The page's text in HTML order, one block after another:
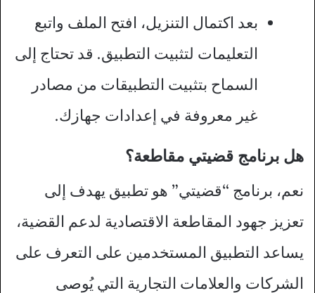
بعد اكتمال التنزيل، افتح الملف واتبع
التعليمات لتثبيت التطبيق. قد تحتاج إلى
السماح بتثبيت التطبيقات من مصادر
غير معروفة في إعدادات جهازك.
هل برنامج قضيتي مقاطعة؟
نعم، برنامج “قضيتي” هو تطبيق يهدف إلى
تعزيز جهود المقاطعة الاقتصادية لدعم القضية،
يساعد التطبيق المستخدمين على التعرف على
الشركات والعلامات التجارية التي يُوصى